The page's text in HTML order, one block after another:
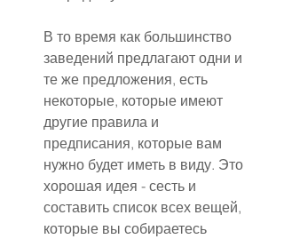
В то время как большинство
заведений предлагают одни и
те же предложения, есть
некоторые, которые имеют
другие правила и
предписания, которые вам
нужно будет иметь в виду. Это
хорошая идея - сесть и
составить список всех вещей,
которые вы собираетесь